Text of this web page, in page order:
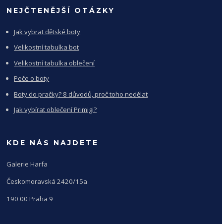
NEJČTENĚJŠÍ OTÁZKY
Jak vybrat dětské boty
Velikostní tabulka bot
Velikostní tabulka oblečení
Peče o boty
Boty do pračky? 8 důvodů, proč toho nedělat
Jak vybírat oblečení Primigi?
KDE NÁS NAJDETE
Galerie Harfa
Českomoravská 2420/15a
190 00 Praha 9